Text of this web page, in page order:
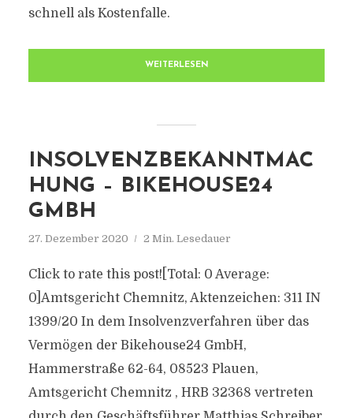
schnell als Kostenfalle.
WEITERLESEN
INSOLVENZBEKANNTMAC
HUNG – BIKEHOUSE24
GMBH
27. Dezember 2020 2 Min. Lesedauer
Click to rate this post![Total: 0 Average:
0]Amtsgericht Chemnitz, Aktenzeichen: 311 IN
1399/20 In dem Insolvenzverfahren über das
Vermögen der Bikehouse24 GmbH,
Hammerstraße 62-64, 08523 Plauen,
Amtsgericht Chemnitz , HRB 32368 vertreten